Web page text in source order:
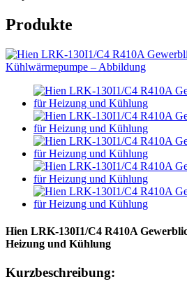
Produkte
Hien LRK-130I1/C4 R410A
Heizung und Kühlung
Kurzbeschreibung: